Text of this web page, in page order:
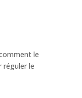
le
réguler le